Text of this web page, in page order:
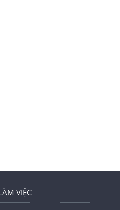
VIỆC